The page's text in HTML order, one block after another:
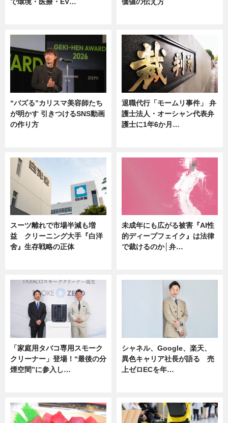
で環境・医療・EV… 価値の伝え方
“バズる”カリスマ美容師たち
が明かす 引きつけるSNS動画
の作り方
退職代行「モームリ事件」 弁
護士法人・オーシャン代表弁
護士に1年6か月…
スーツ離れで市場半減も増
益 クリーニング大手『白洋
舍』生存戦略の正体
未成年にも広がる被害『AI性
的ディープフェイク』は法律
で裁けるのか│弁…
「家庭用タバコ専用スモーク
クリーナー」登場！“最後の分
煙空間”に参入し…
シャネル、Google、楽天、
異色キャリア社長が語る 売
上ゼロECを年…